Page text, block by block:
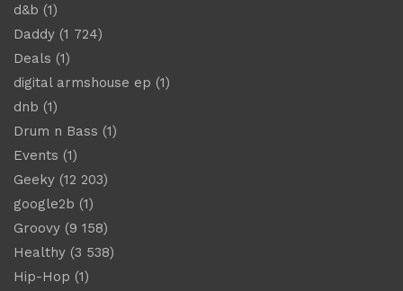
d&b (1)
Daddy (1 724)
Deals (1)
digital armshouse ep (1)
dnb (1)
Drum n Bass (1)
Events (1)
Geeky (12 203)
google2b (1)
Groovy (9 158)
Healthy (3 538)
Hip-Hop (1)